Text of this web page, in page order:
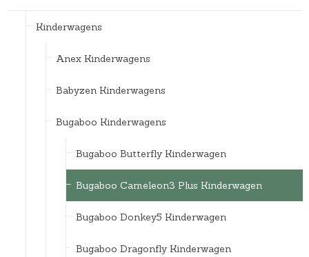
Kinderwagens
Anex Kinderwagens
Babyzen Kinderwagens
Bugaboo Kinderwagens
Bugaboo Butterfly Kinderwagen
Bugaboo Cameleon3 Plus Kinderwagen
Bugaboo Donkey5 Kinderwagen
Bugaboo Dragonfly Kinderwagen